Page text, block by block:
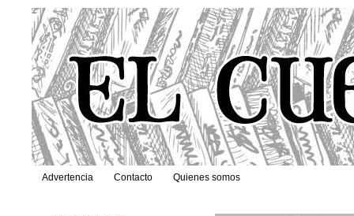
Advertencia Contacto Quienes somos